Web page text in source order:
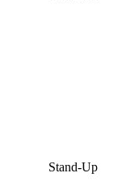
Stand-Up